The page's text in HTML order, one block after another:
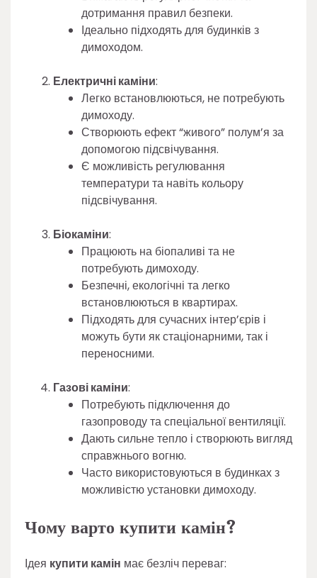
дотримання правил безпеки.
Ідеально підходять для будинків з
димоходом.
Електричні каміни:
Легко встановлюються, не потребують
димоходу.
Створюють ефект “живого” полум’я за
допомогою підсвічування.
Є можливість регулювання
температури та навіть кольору
підсвічування.
Біокаміни:
Працюють на біопаливі та не
потребують димоходу.
Безпечні, екологічні та легко
встановлюються в квартирах.
Підходять для сучасних інтер’єрів і
можуть бути як стаціонарними, так і
переносними.
Газові каміни:
Потребують підключення до
газопроводу та спеціальної вентиляції.
Дають сильне тепло і створюють вигляд
справжнього вогню.
Часто використовуються в будинках з
можливістю установки димоходу.
Чому варто купити камін?
Ідея купити камін має безліч переваг: